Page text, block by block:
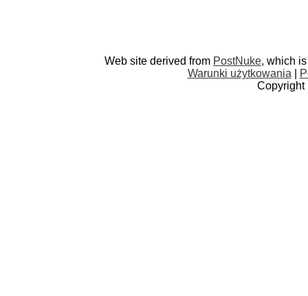
Web site derived from PostNuke, which
Warunki użytkowania
Copyright